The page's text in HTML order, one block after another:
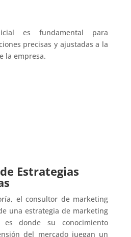
es fundamental para
precisas y ajustadas a la
la empresa.
Estrategias
el consultor de marketing
una estrategia de marketing
es donde su conocimiento
del mercado juegan un